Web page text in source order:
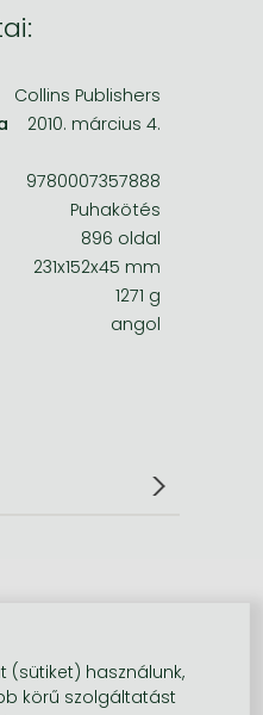
Collins Publishers
2010. március 4.
9780007357888
Puhakötés
896 oldal
231x152x45 mm
1271 g
angol
(sütiket) használunk,
körű szolgáltatást